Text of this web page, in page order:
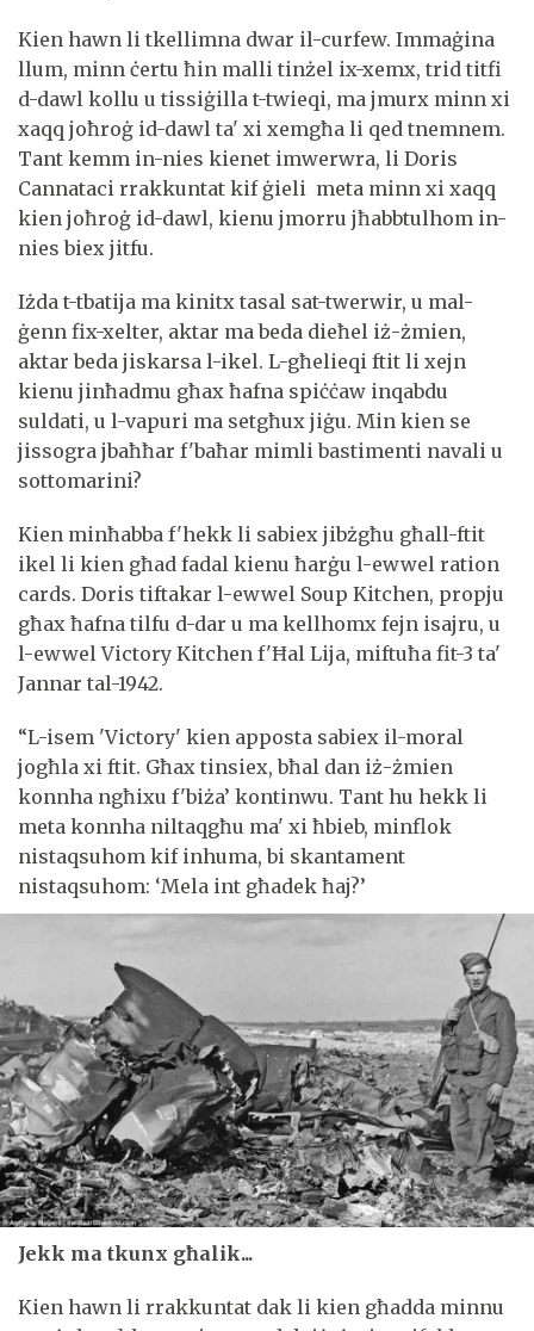
Kien hawn li tkellimna dwar il-curfew. Immaġina
llum, minn ċertu ħin malli tinżel ix-xemx, trid titfi
d-dawl kollu u tissiġilla t-twieqi, ma jmurx minn xi
xaqq joħroġ id-dawl ta' xi xemgħa li qed tnemnem.
Tant kemm in-nies kienet imwerwra, li Doris
Cannataci rrakkuntat kif ġieli meta minn xi xaqq
kien joħroġ id-dawl, kienu jmorru jħabbtulhom in-
nies biex jitfu.
Iżda t-tbatija ma kinitx tasal sat-twerwir, u mal-
ġenn fix-xelter, aktar ma beda dieħel iż-żmien,
aktar beda jiskarsa l-ikel. L-għelieqi ftit li xejn
kienu jinħadmu għax ħafna spiċċaw inqabdu
suldati, u l-vapuri ma setgħux jiġu. Min kien se
jissogra jbaħħar f'baħar mimli bastimenti navali u
sottomarini?
Kien minħabba f'hekk li sabiex jibżgħu għall-ftit
ikel li kien għad fadal kienu ħarġu l-ewwel ration
cards. Doris tiftakar l-ewwel Soup Kitchen, propju
għax ħafna tilfu d-dar u ma kellhomx fejn isajru, u
l-ewwel Victory Kitchen f'Ħal Lija, miftuħa fit-3 ta'
Jannar tal-1942.
“L-isem 'Victory' kien apposta sabiex il-moral
jogħla xi ftit. Għax tinsiex, bħal dan iż-żmien
konnha ngħixu f'biża’ kontinwu. Tant hu hekk li
meta konnha niltaqgħu ma' xi ħbieb, minflok
nistaqsuhom kif inhuma, bi skantament
nistaqsuhom: ‘Mela int għadek ħaj?’
Jekk ma tkunx għalik...
Kien hawn li rrakkuntat dak li kien għadda minnu